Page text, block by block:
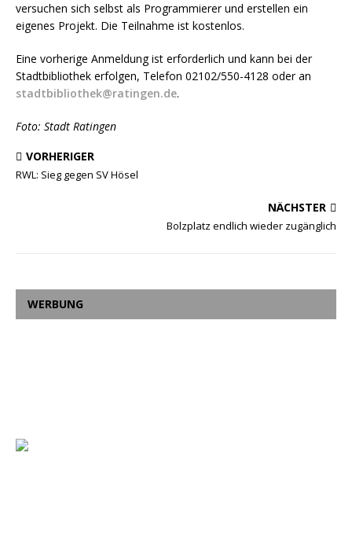
versuchen sich selbst als Programmierer und erstellen ein
eigenes Projekt. Die Teilnahme ist kostenlos.
Eine vorherige Anmeldung ist erforderlich und kann bei der
Stadtbibliothek erfolgen, Telefon 02102/550-4128 oder an
stadtbibliothek@ratingen.de.
Foto: Stadt Ratingen
VORHERIGER
RWL: Sieg gegen SV Hösel
NÄCHSTER
Bolzplatz endlich wieder zugänglich
WERBUNG